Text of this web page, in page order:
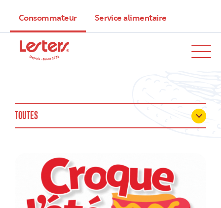
Consommateur Service alimentaire
TOUTES